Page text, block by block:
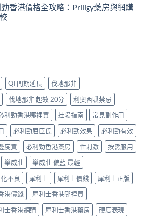
香港價格全攻略：Priligy藥房與網購
QT間期延長
伐地那非
伐地那非 起效 20分
利奧西呱禁忌
利勁香港哪裡買 壯陽指南
常見副作用
必利勁屈臣氏 必利勁效果
必利勁有效
度買 必利勁香港藥房 性刺激
按需服用
樂威壯
樂威壯 偏藍 最輕
不良 犀利士 犀利士價錢
犀利士正版
港價錢
犀利士香港哪裡買
士香港網購 犀利士香港藥房
硬度表現